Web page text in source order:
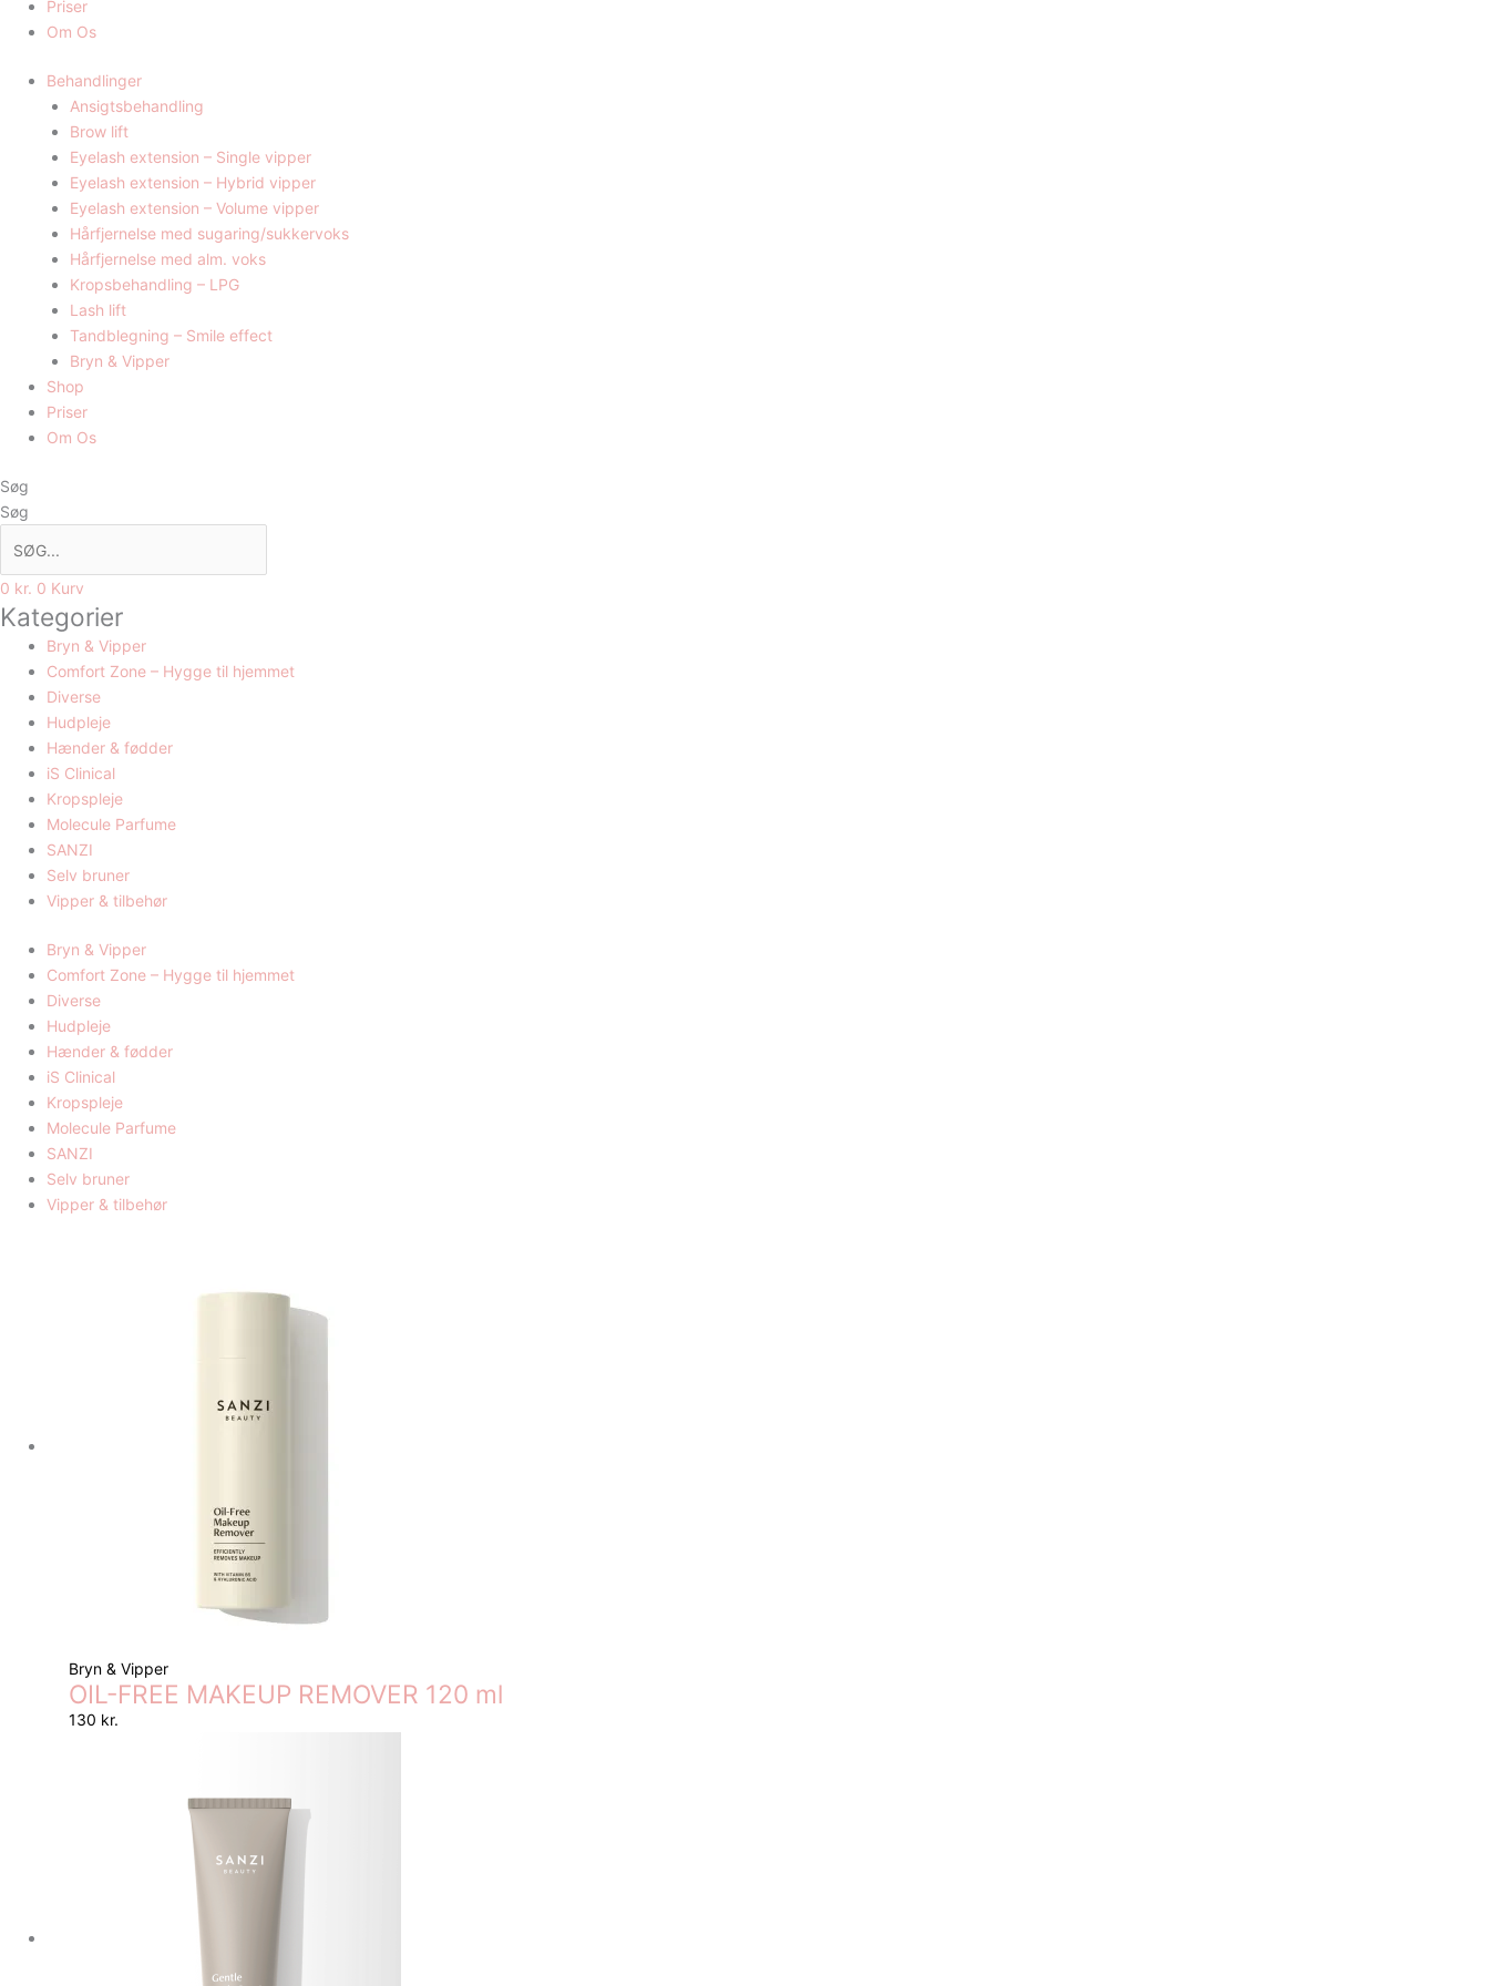
Priser
Om Os
Behandlinger
Ansigtsbehandling
Brow lift
Eyelash extension – Single vipper
Eyelash extension – Hybrid vipper
Eyelash extension – Volume vipper
Hårfjernelse med sugaring/sukkervoks
Hårfjernelse med alm. voks
Kropsbehandling – LPG
Lash lift
Tandblegning – Smile effect
Bryn & Vipper
Shop
Priser
Om Os
Søg
Søg
0 kr. 0 Kurv
Kategorier
Bryn & Vipper
Comfort Zone – Hygge til hjemmet
Diverse
Hudpleje
Hænder & fødder
iS Clinical
Kropspleje
Molecule Parfume
SANZI
Selv bruner
Vipper & tilbehør
Bryn & Vipper
Comfort Zone – Hygge til hjemmet
Diverse
Hudpleje
Hænder & fødder
iS Clinical
Kropspleje
Molecule Parfume
SANZI
Selv bruner
Vipper & tilbehør
Bryn & Vipper
OIL-FREE MAKEUP REMOVER 120 ml
130 kr.